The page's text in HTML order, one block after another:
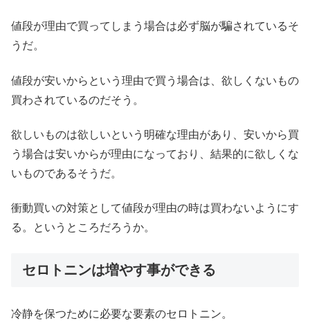
値段が理由で買ってしまう場合は必ず脳が騙されているそ
うだ。
値段が安いからという理由で買う場合は、欲しくないもの
買わされているのだそう。
欲しいものは欲しいという明確な理由があり、安いから買
う場合は安いからが理由になっており、結果的に欲しくな
いものであるそうだ。
衝動買いの対策として値段が理由の時は買わないようにす
る。というところだろうか。
セロトニンは増やす事ができる
冷静を保つために必要な要素のセロトニン。